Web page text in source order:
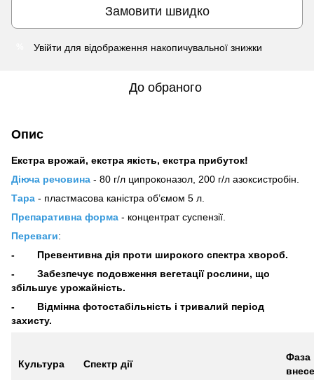
Замовити швидко
Увійти для відображення накопичувальної знижки
До обраного
Опис
Екстра врожай, екстра якість, екстра прибуток!
Діюча речовина - 80 г/л ципроконазол, 200 г/л азоксистробін.
Тара - пластмасова каністра об’ємом 5 л.
Препаративна форма - концентрат суспензії.
Переваги:
- Превентивна дія проти широкого спектра хвороб.
- Забезпечує подовження вегетації рослини, що
збільшує урожайність.
- Відмінна фотостабільність і тривалий період
захисту.
Культура Спектр дії
Фаза